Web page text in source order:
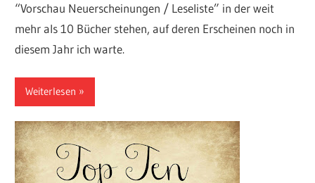
“Vorschau Neuerscheinungen / Leseliste” in der weit
mehr als 10 Bücher stehen, auf deren Erscheinen noch in
diesem Jahr ich warte.
Weiterlesen